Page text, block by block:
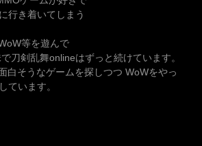
行き着いてしまう
等を遊んで
刀剣乱舞onlineはずっと続けています。
白そうなゲームを探しつつ WoWをやっ
ています。